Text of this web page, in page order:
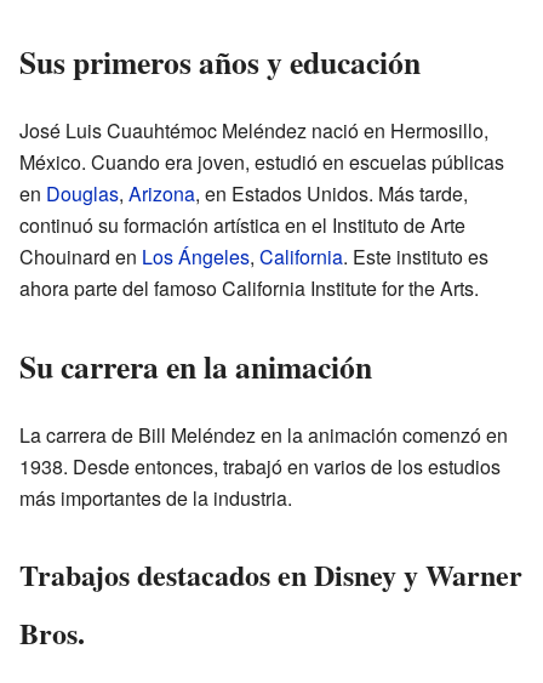
Sus primeros años y educación
José Luis Cuauhtémoc Meléndez nació en Hermosillo,
México. Cuando era joven, estudió en escuelas públicas
en Douglas, Arizona, en Estados Unidos. Más tarde,
continuó su formación artística en el Instituto de Arte
Chouinard en Los Ángeles, California. Este instituto es
ahora parte del famoso California Institute for the Arts.
Su carrera en la animación
La carrera de Bill Meléndez en la animación comenzó en
1938. Desde entonces, trabajó en varios de los estudios
más importantes de la industria.
Trabajos destacados en Disney y Warner
Bros.